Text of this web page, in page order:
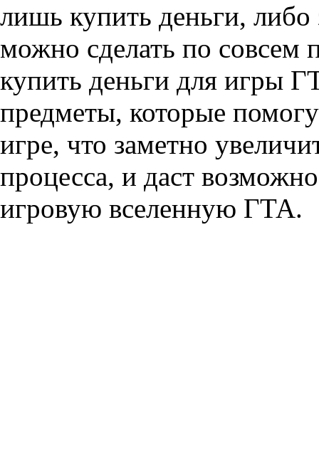
лишь купить деньги, либо
можно сделать по
купить деньги для игры
предметы, которые
игре, что заметно
процесса, и даст
игровую вселенную ГТА.